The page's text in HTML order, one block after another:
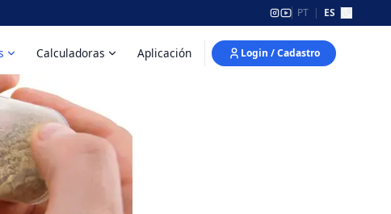
PT | ES
Calculadoras Aplicación Login / Cadastro